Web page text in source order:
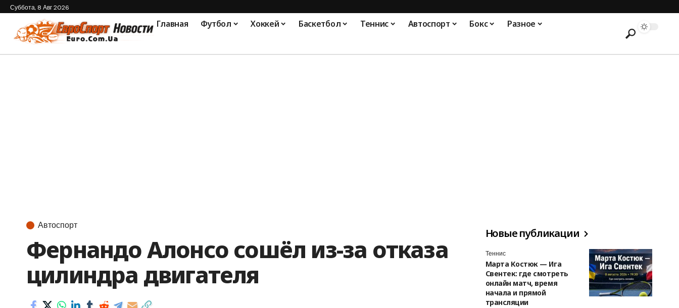
Суббота, 8 Авг 2026
Главная Футбол Хоккей Баскетбол Теннис Автоспорт Бокс Разное
Автоспорт
Фернандо Алонсо сошёл из-за отказа
цилиндра двигателя
Новые публикации
Теннис
Марта Костюк — Ига
Свентек: где смотреть
онлайн матч, время
начала и прямой
трансляции